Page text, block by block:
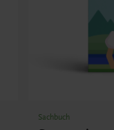
Sachbuch